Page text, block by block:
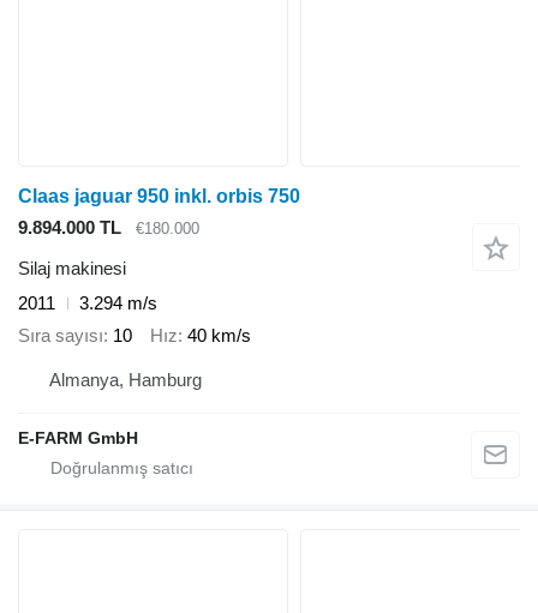
Claas jaguar 950 inkl. orbis 750
9.894.000 TL
€180.000
Silaj makinesi
2011
3.294 m/s
Sıra sayısı 10 Hız 40 km/s
Almanya, Hamburg
E-FARM GmbH